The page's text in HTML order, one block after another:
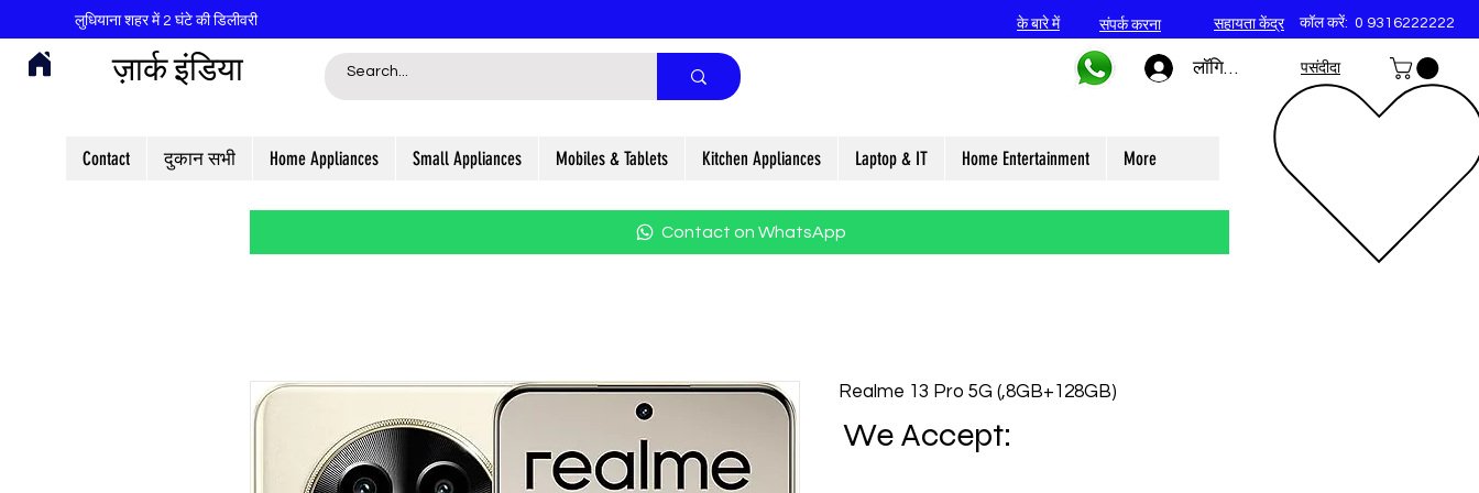
लुधियाना शहर में 2 घंटे की डिलीवरी के बारे में संपर्क करना सहायता केंद्र कॉल करें: 0 9316222222
ज़ार्क इंडिया लॉगिन करें पसंदीदा
Contact दुकान सभी Home Appliances Small Appliances Mobiles & Tablets Kitchen Appliances Laptop & IT Home Entertainment More
Contact on WhatsApp
Realme 13 Pro 5G (,8GB+128GB)
We Accept: